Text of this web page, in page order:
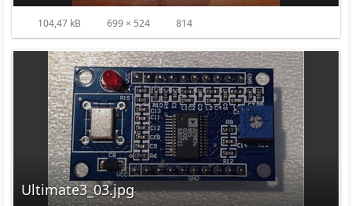
104,47 kB 699 × 524 814
Ultimate3_03.jpg